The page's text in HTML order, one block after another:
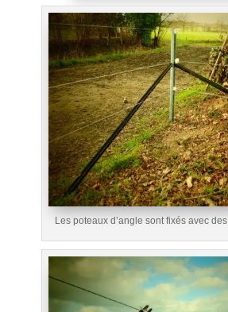
Les poteaux d’angle sont fixés avec